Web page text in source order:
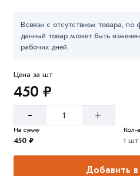
Всвязи с отсутствием товара, по
данный товар может быть
рабочих дней.
Цена за шт
450 ₽
- +
На сумму
450 ₽
Кол-
1 шт
Добавить